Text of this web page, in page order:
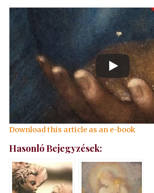
Download this article as an e-book
Hasonló Bejegyzések: